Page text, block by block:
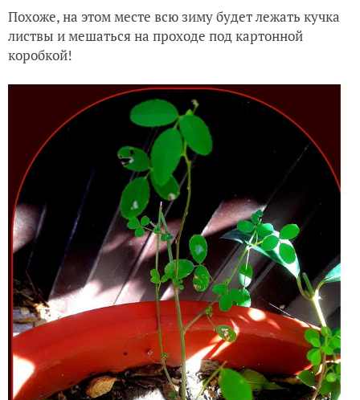
Похоже, на этом месте всю зиму будет лежать кучка
листвы и мешаться на проходе под картонной
коробкой!